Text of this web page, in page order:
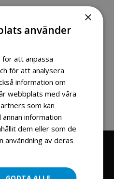
×
använder
för att anpassa
för att analysera
information om
webbplats med våra
som kan
information
dem eller som de
användning av deras